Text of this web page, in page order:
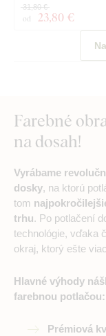
od 23,80 €
31,80 €
Farebné
na dosah!
Vyrábame
dosky, na ktorú
tom
trhu. Po potlačení
technológie, vďaka
okraj, ktorý ešte
Hlavné výhody
farebnou potlačou:
Prémiová